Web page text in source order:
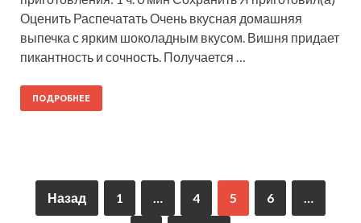
Оценить Распечатать Очень вкусная домашняя
выпечка с ярким шоколадным вкусом. Вишня придает
пикантность и сочность. Получается …
ПОДРОБНЕЕ
Назад 1 … 4 5 6 …